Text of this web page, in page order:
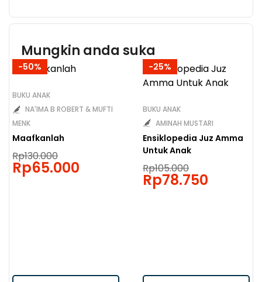
Mungkin anda suka
-50%
BUKU ANAK
NA'IMA B ROBERT & MUFTI
MENK
Maafkanlah
Rp130.000
Rp65.000
-25%
BUKU ANAK
AMINAH MUSTARI
Ensiklopedia Juz Amma
Untuk Anak
Rp105.000
Rp78.750